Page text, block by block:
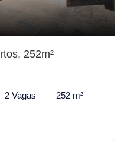
252m²
2 Vagas 252 m²